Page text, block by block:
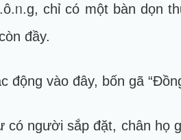
chỉ có một bàn dọn
đầy.
động vào đây, bốn gã
có người sắp đặt, chân họ